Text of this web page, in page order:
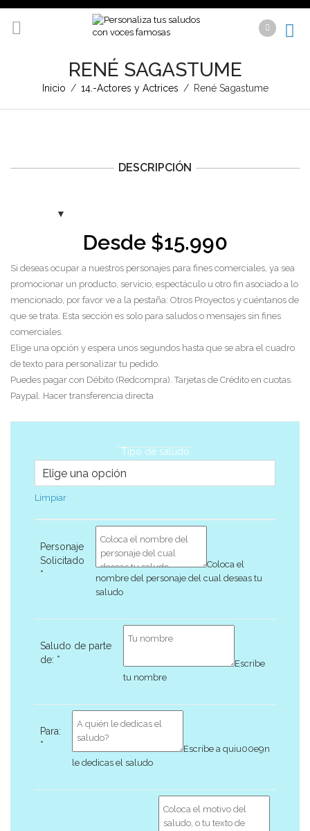
RENÉ SAGASTUME
Inicio / 14.-Actores y Actrices / René Sagastume
DESCRIPCIÓN
Desde $15.990
Si deseas ocupar a nuestros personajes para fines comerciales, ya sea
promocionar un producto, servicio, espectáculo u otro fin asociado a lo
mencionado, por favor ve a la pestaña: Otros Proyectos y cuéntanos de
que se trata. Esta sección es solo para saludos o mensajes sin fines
comerciales.
Elige una opción y espera unos segundos hasta que se abra el cuadro
de texto para personalizar tu pedido.
Puedes pagar con Débito (Redcompra). Tarjetas de Crédito en cuotas.
Paypal. Hacer transferencia directa
Tipo de saludo
Limpiar
Personaje
Solicitado
*
Coloca el
nombre del personaje del cual deseas tu
saludo
Saludo de parte
de: *
Escribe
tu nombre
Para:
*
Escribe a quiu00e9n
le dedicas el saludo